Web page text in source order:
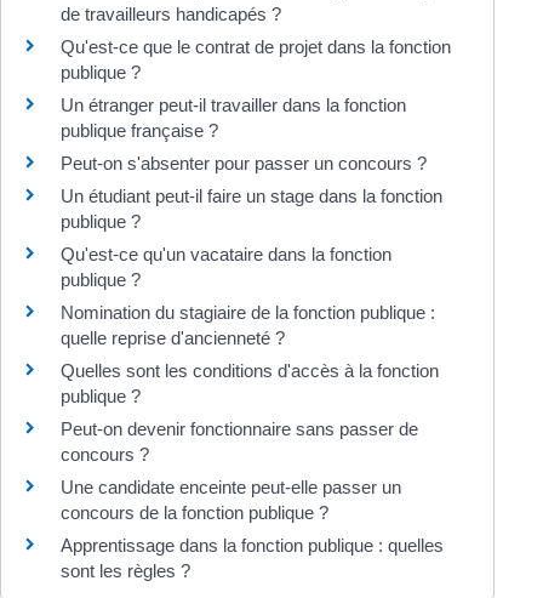
de travailleurs handicapés ?
Qu'est-ce que le contrat de projet dans la fonction
publique ?
Un étranger peut-il travailler dans la fonction
publique française ?
Peut-on s'absenter pour passer un concours ?
Un étudiant peut-il faire un stage dans la fonction
publique ?
Qu'est-ce qu'un vacataire dans la fonction
publique ?
Nomination du stagiaire de la fonction publique :
quelle reprise d'ancienneté ?
Quelles sont les conditions d'accès à la fonction
publique ?
Peut-on devenir fonctionnaire sans passer de
concours ?
Une candidate enceinte peut-elle passer un
concours de la fonction publique ?
Apprentissage dans la fonction publique : quelles
sont les règles ?